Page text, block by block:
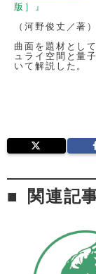
版］』
（河野俊丈／著）
曲面を題材とし
ュライ空間と量
いて解説した。
関連記